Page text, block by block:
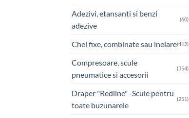
Adezivi, etansanti si benzi
adezive
(60)
Chei fixe, combinate sau inelare(412)
Compresoare, scule
pneumatice si accesorii
(354)
Draper "Redline" -Scule pentru
toate buzunarele
(251)